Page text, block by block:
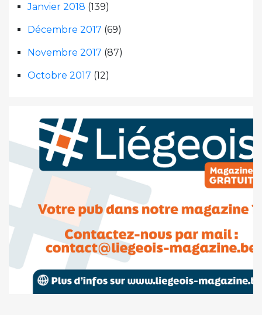
Janvier 2018 (139)
Décembre 2017 (69)
Novembre 2017 (87)
Octobre 2017 (12)